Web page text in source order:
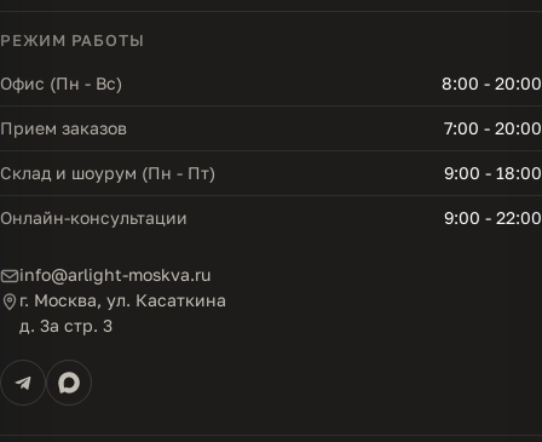
РЕЖИМ РАБОТЫ
Офис (Пн - Вс) 8:00 - 20:00
Прием заказов 7:00 - 20:00
Склад и шоурум (Пн - Пт) 9:00 - 18:00
Онлайн-консультации 9:00 - 22:00
info@arlight-moskva.ru
г. Москва, ул. Касаткина
д. 3а стр. 3